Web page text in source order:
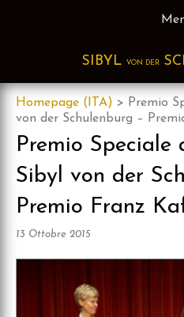
SIBYL VON DER
Homepage (ITA) > Premio
von der Schulenburg –
Premio Speciale
Sibyl von der
Premio Franz
13 Ottobre 2015